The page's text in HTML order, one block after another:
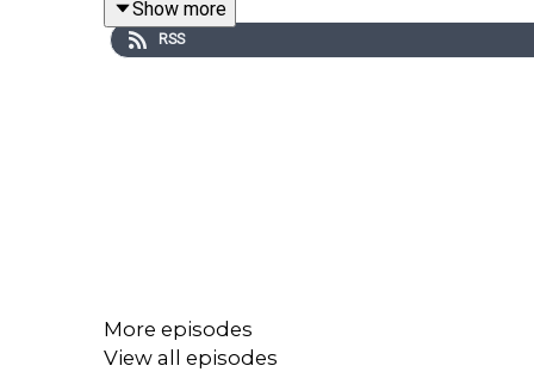
Upway.nl: Gebruik de kortingscode
Meulenhoff: lees 'Onder vrienden', de zinderende
Adverteerders (direct):
Show more
RSS
More episodes
View all episodes